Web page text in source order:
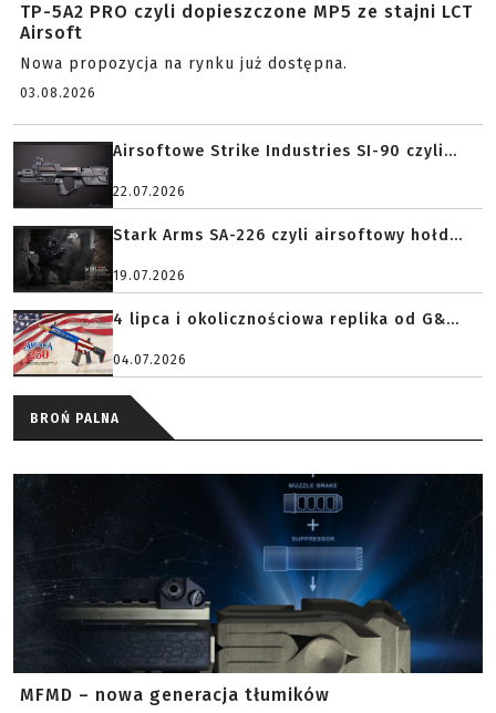
TP-5A2 PRO czyli dopieszczone MP5 ze stajni LCT
Airsoft
Nowa propozycja na rynku już dostępna.
03.08.2026
Airsoftowe Strike Industries SI-90 czyli...
22.07.2026
Stark Arms SA-226 czyli airsoftowy hołd...
19.07.2026
4 lipca i okolicznościowa replika od G&...
04.07.2026
BROŃ PALNA
MFMD – nowa generacja tłumików